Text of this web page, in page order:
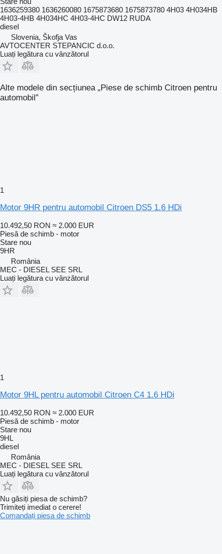
1636259380 1636260080 1675873680 1675873780 4H03 4H034HB
4H03-4HB 4H034HC 4H03-4HC DW12 RUDA
diesel
Slovenia, Škofja Vas
AVTOCENTER STEPANCIC d.o.o.
Luați legătura cu vânzătorul
Alte modele din secțiunea „Piese de schimb Citroen pentru
automobil”
1
Motor 9HR pentru automobil Citroen DS5 1.6 HDi
10.492,50 RON ≈ 2.000 EUR
Piesă de schimb - motor
Stare nou
9HR
România
MEC - DIESEL SEE SRL
Luați legătura cu vânzătorul
1
Motor 9HL pentru automobil Citroen C4 1.6 HDi
10.492,50 RON ≈ 2.000 EUR
Piesă de schimb - motor
Stare nou
9HL
diesel
România
MEC - DIESEL SEE SRL
Luați legătura cu vânzătorul
Nu găsiți piesa de schimb?
Trimiteți imediat o cerere!
Comandați piesa de schimb